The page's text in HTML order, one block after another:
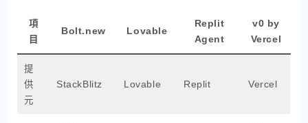
項
目
Bolt.new Lovable
Replit
Agent
v0 by
Vercel
提
供
元
StackBlitz Lovable Replit Vercel